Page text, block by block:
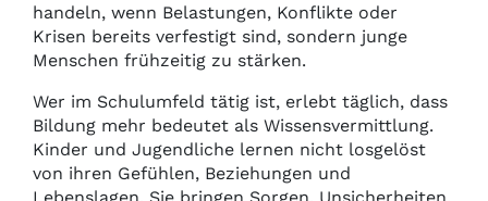
handeln, wenn Belastungen, Konflikte oder
Krisen bereits verfestigt sind, sondern junge
Menschen frühzeitig zu stärken.
Wer im Schulumfeld tätig ist, erlebt täglich, dass
Bildung mehr bedeutet als Wissensvermittlung.
Kinder und Jugendliche lernen nicht losgelöst
von ihren Gefühlen, Beziehungen und
Lebenslagen. Sie bringen Sorgen, Unsicherheiten,